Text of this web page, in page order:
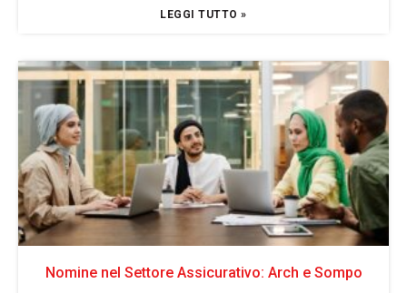
LEGGI TUTTO »
Nomine nel Settore Assicurativo: Arch e Sompo